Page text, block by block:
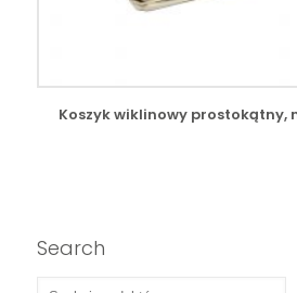
Koszyk wiklinowy prostokątny,
Search